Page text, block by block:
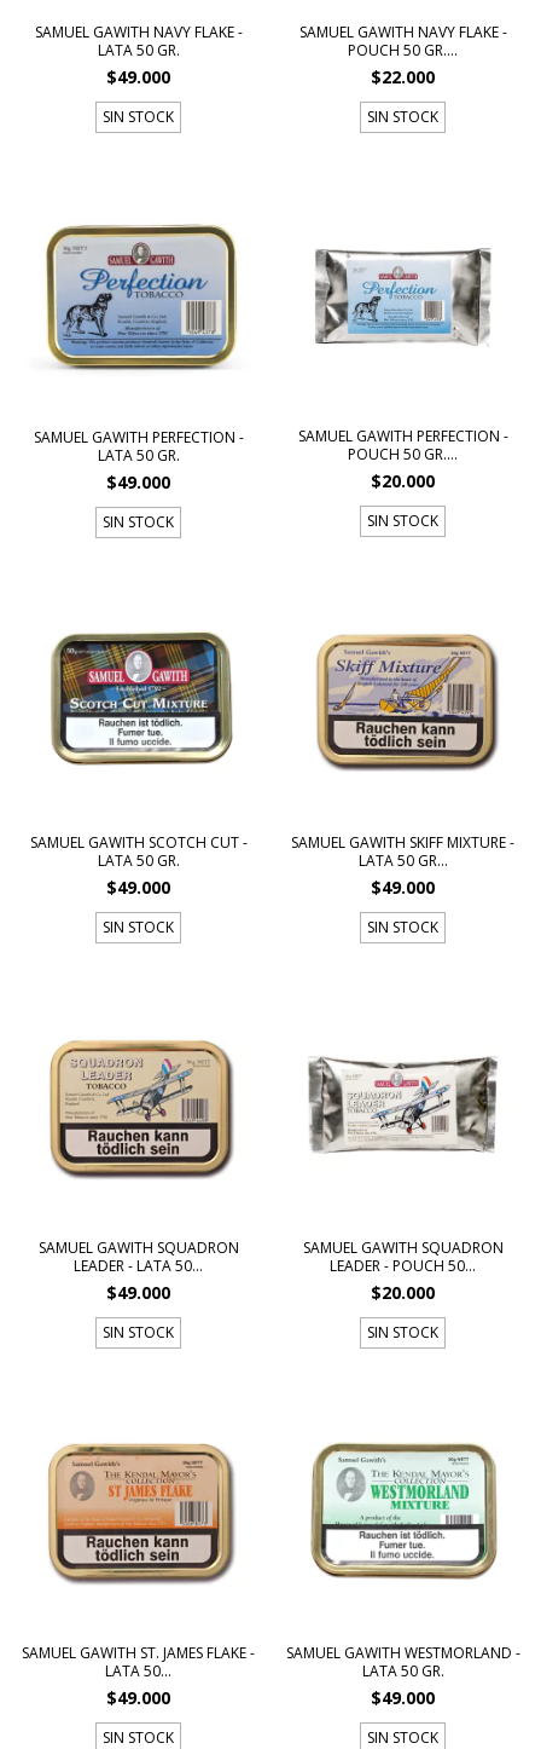
SAMUEL GAWITH NAVY FLAKE -
LATA 50 GR.
$49.000
SIN STOCK
SAMUEL GAWITH NAVY FLAKE -
POUCH 50 GR....
$22.000
SIN STOCK
SAMUEL GAWITH PERFECTION -
LATA 50 GR.
$49.000
SIN STOCK
SAMUEL GAWITH PERFECTION -
POUCH 50 GR....
$20.000
SIN STOCK
SAMUEL GAWITH SCOTCH CUT -
LATA 50 GR.
$49.000
SIN STOCK
SAMUEL GAWITH SKIFF MIXTURE -
LATA 50 GR...
$49.000
SIN STOCK
SAMUEL GAWITH SQUADRON
LEADER - LATA 50...
$49.000
SIN STOCK
SAMUEL GAWITH SQUADRON
LEADER - POUCH 50...
$20.000
SIN STOCK
SAMUEL GAWITH ST. JAMES FLAKE -
LATA 50...
$49.000
SIN STOCK
SAMUEL GAWITH WESTMORLAND -
LATA 50 GR.
$49.000
SIN STOCK